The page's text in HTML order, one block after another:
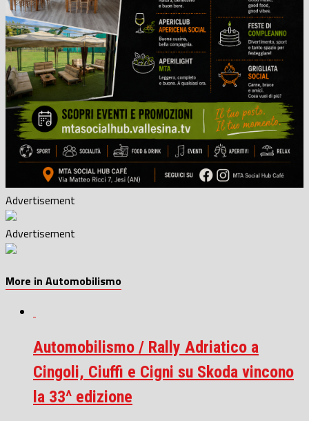
Advertisement
Advertisement
More in Automobilismo
Automobilismo / Rally Adriatico a
Cingoli, Ciuffi e Cigni su Skoda vincono
la 33^ edizione